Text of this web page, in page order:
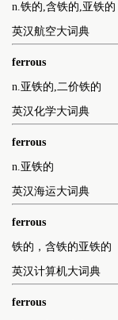
n.铁的,含铁的,亚铁的
英汉航空大词典
ferrous
n.亚铁的,二价铁的
英汉化学大词典
ferrous
n.亚铁的
英汉海运大词典
ferrous
铁的，含铁的亚铁的
英汉计算机大词典
ferrous